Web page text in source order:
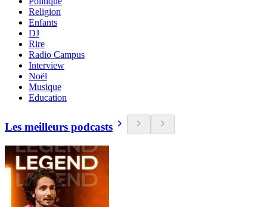
Religion
Enfants
DJ
Rire
Radio Campus
Interview
Noël
Musique
Education
Les meilleurs podcasts